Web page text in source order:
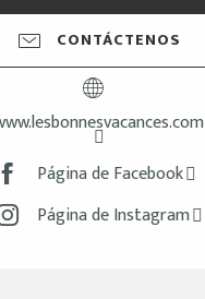
CONTÁCTENOS
Página de Facebook
Página de Instagram